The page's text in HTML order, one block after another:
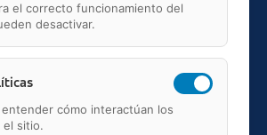
75 00
de Tena, 12, 28027, Madrid
el correcto funcionamiento del
desactivar.
entender cómo interactúan los
el sitio.